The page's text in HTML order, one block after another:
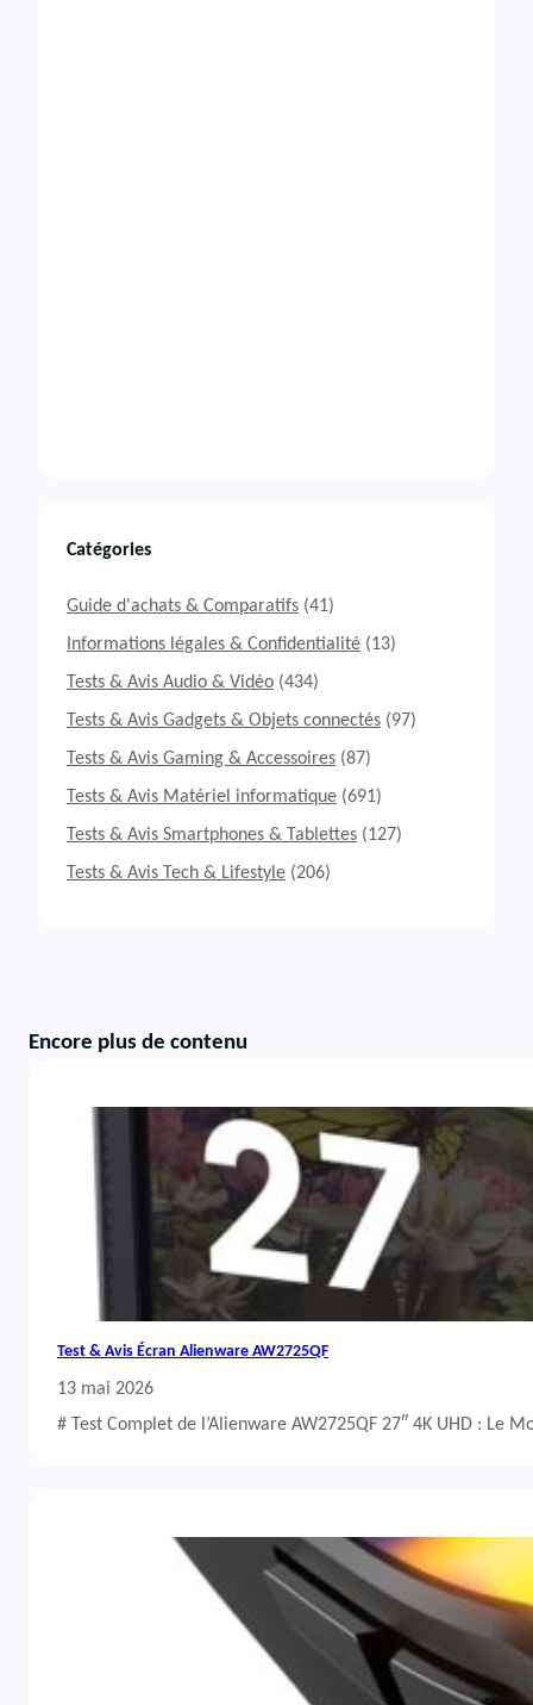
Catégories
Guide d'achats & Comparatifs (41)
Informations légales & Confidentialité (13)
Tests & Avis Audio & Vidéo (434)
Tests & Avis Gadgets & Objets connectés (97)
Tests & Avis Gaming & Accessoires (87)
Tests & Avis Matériel informatique (691)
Tests & Avis Smartphones & Tablettes (127)
Tests & Avis Tech & Lifestyle (206)
Encore plus de contenu
Test & Avis Écran Alienware AW2725QF
13 mai 2026
# Test Complet de l’Alienware AW2725QF 27″ 4K UHD : Le